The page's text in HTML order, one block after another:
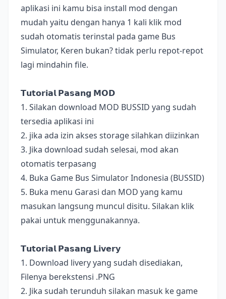
aplikasi ini kamu bisa install mod dengan
mudah yaitu dengan hanya 1 kali klik mod
sudah otomatis terinstal pada game Bus
Simulator, Keren bukan? tidak perlu repot-repot
lagi mindahin file.
𝗧𝘂𝘁𝗼𝗿𝗶𝗮𝗹 𝗣𝗮𝘀𝗮𝗻𝗴 𝗠𝗢𝗗
1. Silakan download MOD BUSSID yang sudah
tersedia aplikasi ini
2. jika ada izin akses storage silahkan diizinkan
3. Jika download sudah selesai, mod akan
otomatis terpasang
4. Buka Game Bus Simulator Indonesia (BUSSID)
5. Buka menu Garasi dan MOD yang kamu
masukan langsung muncul disitu. Silakan klik
pakai untuk menggunakannya.
𝗧𝘂𝘁𝗼𝗿𝗶𝗮𝗹 𝗣𝗮𝘀𝗮𝗻𝗴 𝗟𝗶𝘃𝗲𝗿𝘆
1. Download livery yang sudah disediakan,
Filenya berekstensi .PNG
2. Jika sudah terunduh silakan masuk ke game